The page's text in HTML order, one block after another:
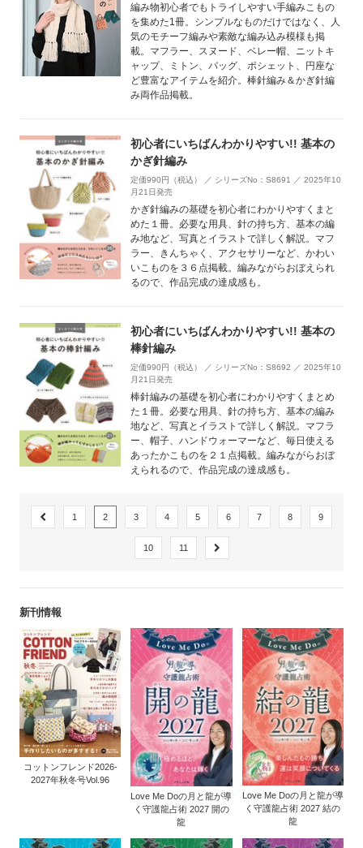
編み物初心者でもトライしやすい手編みこもの
を集めた1冊。シンプルなものだけではなく、人
気のモチーフ編みや素敵な編み込み模様も掲
載。マフラー、スヌード、ベレー帽、ニットキ
ャップ、ミトン、バッグ、ポシェット、円座な
ど豊富なアイテムを紹介。棒針編み＆かぎ針編
み両作品掲載。
初心者にいちばんわかりやすい!! 基本の
かぎ針編み
定価990円（税込） ／ シリーズNo：S8691 ／ 2025年10
月21日発売
かぎ針編みの基礎を初心者にわかりやすくまと
めた１冊。必要な用具、針の持ち方、基本の編
み地など、写真とイラストで詳しく解説。マフ
ラー、きんちゃく、アクセサリーなど、かわい
いこものを３６点掲載。編みながらおぼえられ
るので、作品完成の達成感も。
初心者にいちばんわかりやすい!! 基本の
棒針編み
定価990円（税込） ／ シリーズNo：S8692 ／ 2025年10
月21日発売
棒針編みの基礎を初心者にわかりやすくまとめ
た１冊。必要な用具、針の持ち方、基本の編み
地など、写真とイラストで詳しく解説。マフラ
ー、帽子、ハンドウォーマーなど、毎日使える
あったかこものを２１点掲載。編みながらおぼ
えられるので、作品完成の達成感も。
1 2 3 4 5 6 7 8 9
10 11
新刊情報
コットンフレンド2026-
2027年秋冬号Vol.96
Love Me Doの月と龍が導
く守護龍占術 2027 開の
龍
Love Me Doの月と龍が導
く守護龍占術 2027 結の
龍